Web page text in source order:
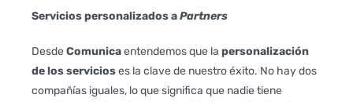
Servicios personalizados aPartners
DesdeComunicaentendemos que la personalización
de los servicioses la clave de nuestro éxito. No hay dos
compañías iguales, lo que significa que nadie tiene